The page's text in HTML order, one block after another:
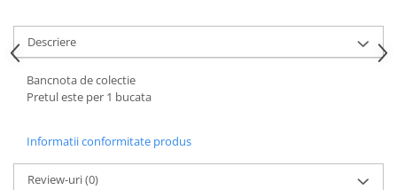
Bancnote Africa
Bancnote America
Bancnote Asia
Bancnote Australia si Oceania
Gradate PMG
Idei cadouri
Descriere
Bancnota de colectie
Pretul este per 1 bucata
Informatii conformitate produs
Review-uri(0)